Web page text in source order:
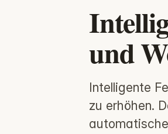
und
Intelligente
zu erhöhen.